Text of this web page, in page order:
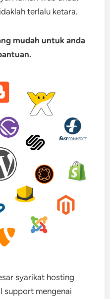
terlalu ketara.
mudah untuk anda
syarikat hosting
support mengenai